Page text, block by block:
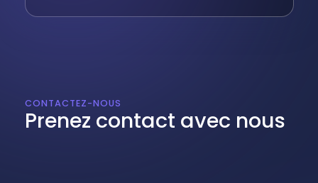
CONTACTEZ-NOUS
Prenez contact avec nous